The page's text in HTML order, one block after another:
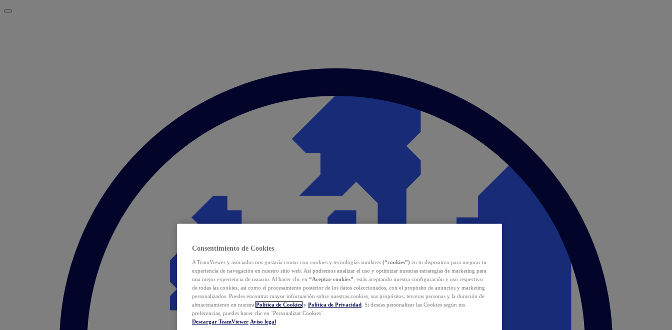
Consentimiento de Cookies
A TeamViewer y asociados nos gustaría contar con cookies y tecnologías similares (“cookies”) en tu dispositivo para mejorar tu
experiencia de navegación en nuestro sitio web. Así podremos analizar el uso y optimizar nuestras estrategias de marketing para
una mejor experiencia de usuario. Al hacer clic en “Aceptar cookies” , estás aceptando nuestra configuración y uso respectivo
de todas las cookies, así como el procesamiento posterior de los datos coleccionados, con el propósito de anuncios y marketing
personalizados. Puedes encontrar mayor información sobre nuestras cookies, sus propósitos, terceras personas y la duración de
almacenamiento en nuestra Política de Cookies y Política de Privacidad . Si deseas personalizar las Cookies según tus
preferencias, puedes hacer clic en ¨Personalizar Cookies¨.
Descargar TeamViewer Aviso legal